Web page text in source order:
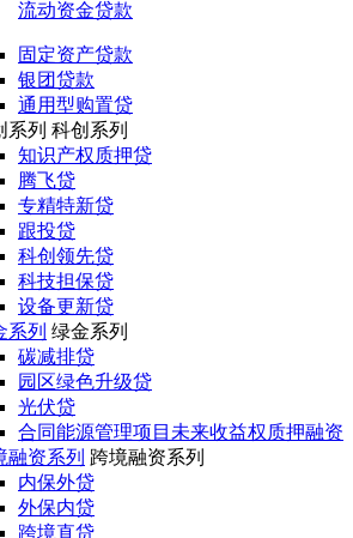
流动资金贷款
固定资产贷款
银团贷款
通用型购置贷
系列 科创系列
知识产权质押贷
腾飞贷
专精特新贷
跟投贷
科创领先贷
科技担保贷
设备更新贷
系列 绿金系列
碳减排贷
园区绿色升级贷
光伏贷
合同能源管理项目未来收益权质押融资
融资系列 跨境融资系列
内保外贷
外保内贷
跨境直贷